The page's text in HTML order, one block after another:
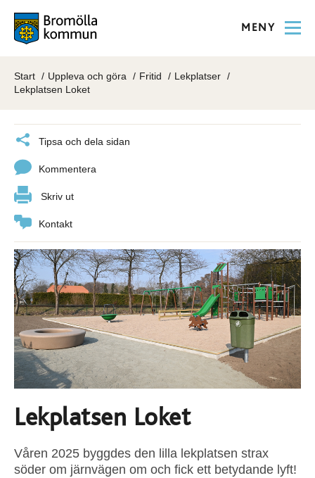
MENY
Start Uppleva och göra Fritid
Lekplatser
Lekplatsen Loket
Tipsa och dela sidan
Kommentera
Skriv ut
Kontakt
Lekplatsen Loket
Våren 2025 byggdes den lilla lekplatsen strax
söder om järnvägen om och fick ett betydande lyft!